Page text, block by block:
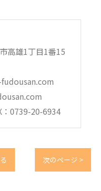
高雄1丁目1番15
0739-20-6934
次のページ >